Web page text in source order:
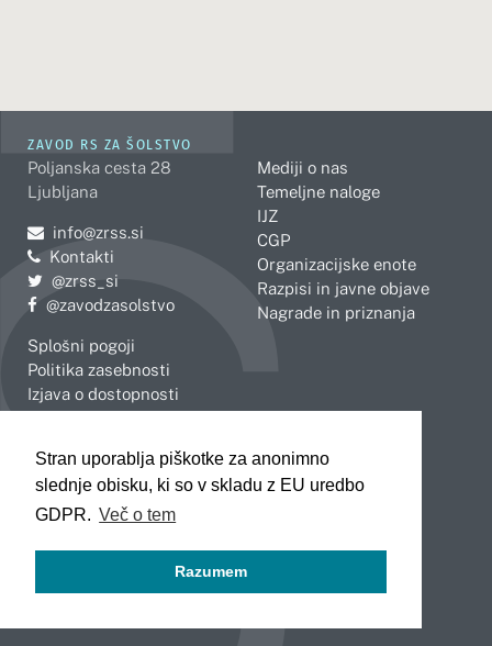
Stran uporablja piškotke za anonimno
slednje obisku, ki so v skladu z EU uredbo
GDPR. Več o tem
Razumem
ZAVOD RS ZA ŠOLSTVO
Poljanska cesta 28
Ljubljana
Pošljite e-mail na
info@zrss.si
Kontakti
Pojdite na Twitter:
@zrss_si
Pojdite na Facebook:
@zavodzasolstvo
Splošni pogoji
Politika zasebnosti
Izjava o dostopnosti
Mediji o nas
Temeljne naloge
IJZ
CGP
Organizacijske enote
Razpisi in javne objave
Nagrade in priznanja
Celje
Koper
Kranj
Novo mesto
Slovenj Gradec